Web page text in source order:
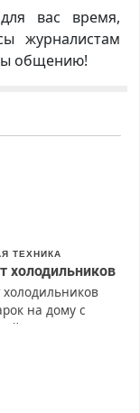
вас время,
журналистам
общению!
ТЕХНИКА
холодильников
холодильников
на дому с
Замена